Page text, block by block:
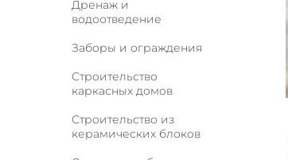
Дренаж и
водоотведение
Заборы и ограждения
Строительство
каркасных домов
Строительство из
керамических блоков